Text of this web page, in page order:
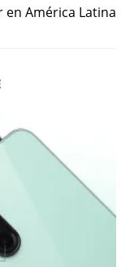
en América Latina